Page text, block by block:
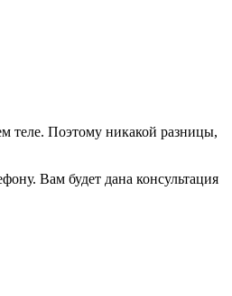
теле. Поэтому никакой разницы,
Вам будет дана консультация